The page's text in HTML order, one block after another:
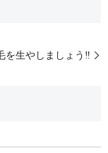
を生やしましょう‼️